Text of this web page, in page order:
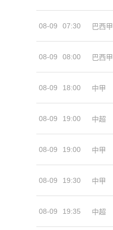
08-09 07:30 巴西甲
08-09 08:00 巴西甲
08-09 18:00 中甲
08-09 19:00 中超
08-09 19:00 中甲
08-09 19:30 中甲
08-09 19:35 中超